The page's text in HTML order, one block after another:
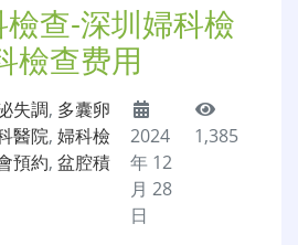
查-深圳婦科檢
檢查费用
失調, 多囊卵
醫院, 婦科檢
預約, 盆腔積
2024
年 12
月 28
日
1,385